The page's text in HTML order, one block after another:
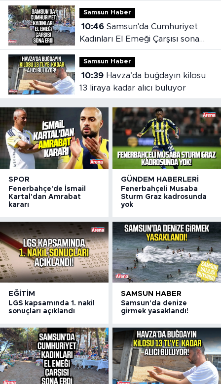
Samsun Haber
10:46Samsun'da Cumhuriyet
Kadınları El Emeği Çarşısı sona
erdi
Samsun Haber
10:39Havza’da buğdayın kilosu
13 liraya kadar alıcı buluyor
SPOR
Fenerbahçe'de İsmail
Kartal'dan Amrabat
kararı
GÜNDEM HABERLERI
Fenerbahçeli Musaba
Sturm Graz kadrosunda
yok
EĞITIM
LGS kapsamında 1. nakil
sonuçları açıklandı
SAMSUN HABER
Samsun'da denize
girmek yasaklandı!